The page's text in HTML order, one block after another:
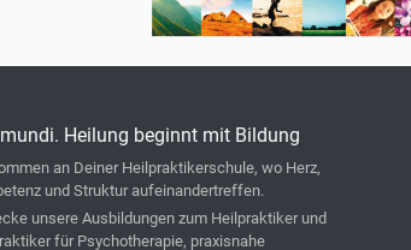
Heilung beginnt mit Bildung
an Deiner Heilpraktikerschule, wo Herz,
und Struktur aufeinandertreffen.
unsere Ausbildungen zum Heilpraktiker und
für Psychotherapie, praxisnahe